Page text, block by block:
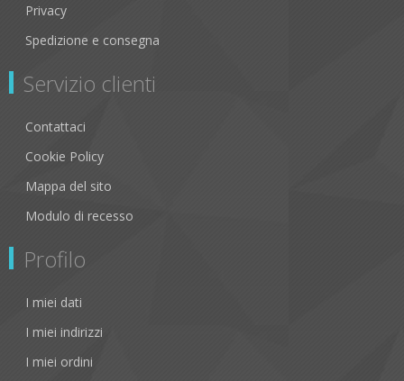
Privacy
Spedizione e consegna
Servizio clienti
Contattaci
Cookie Policy
Mappa del sito
Modulo di recesso
Profilo
I miei dati
I miei indirizzi
I miei ordini